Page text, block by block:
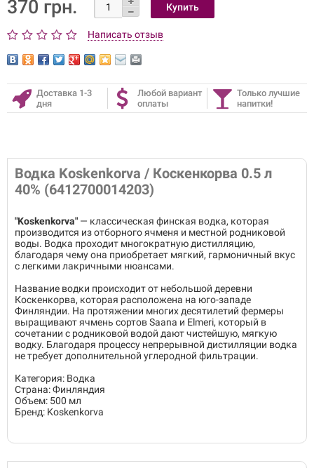
370 грн.
Написать отзыв
Доставка 1-3
дня
Любой вариант
оплаты
Только лучшие
напитки!
Водка Koskenkorva / Коскенкорва 0.5 л
40% (6412700014203)
"Koskenkorva" — классическая финская водка, которая
производится из отборного ячменя и местной родниковой
воды. Водка проходит многократную дистилляцию,
благодаря чему она приобретает мягкий, гармоничный вкус
с легкими лакричными нюансами.
Название водки происходит от небольшой деревни
Коскенкорва, которая расположена на юго-западе
Финляндии. На протяжении многих десятилетий фермеры
выращивают ячмень сортов Saana и Elmeri, который в
сочетании с родниковой водой дают чистейшую, мягкую
водку. Благодаря процессу непрерывной дистилляции водка
не требует дополнительной углеродной фильтрации.
Категория: Водка
Страна: Финляндия
Объем: 500 мл
Бренд: Koskenkorva